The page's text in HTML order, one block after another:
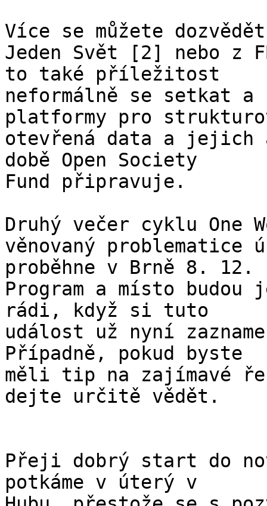
Více se můžete
Jeden Svět [2] nebo z
to také příležitost
neformálně se setkat
platformy pro
otevřená data a jejich
době Open Society
Fund připravuje.
Druhý večer cyklu One
věnovaný problematice
proběhne v Brně 8. 12.
Program a místo budou
rádi, když si tuto
událost už nyní
Případně, pokud byste
měli tip na zajímavé
dejte určitě vědět.
Přeji dobrý start do
potkáme v úterý v